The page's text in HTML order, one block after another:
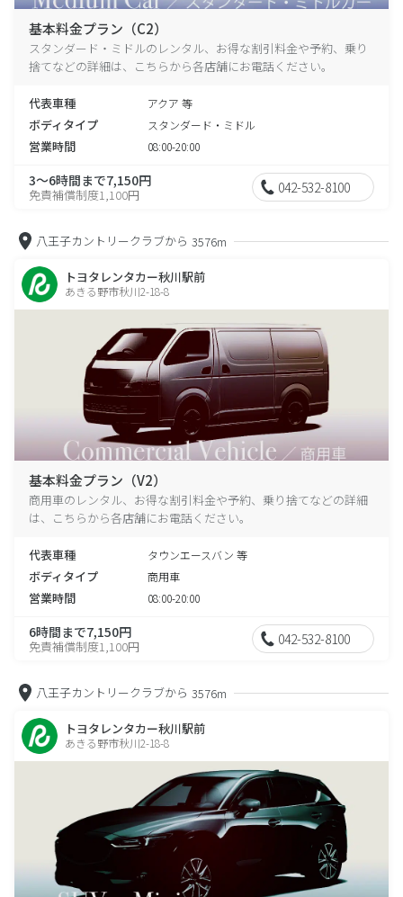
基本料金プラン（C2）
スタンダード・ミドルのレンタル、お得な割引料金や予約、乗り
捨てなどの詳細は、こちらから各店舗にお電話ください。
代表車種 アクア 等
ボディタイプ スタンダード・ミドル
営業時間 08:00-20:00
3～6時間まで7,150円
免責補償制度1,100円 042-532-8100
八王子カントリークラブから 3576m
トヨタレンタカー秋川駅前
あきる野市秋川2-18-8
基本料金プラン（V2）
商用車のレンタル、お得な割引料金や予約、乗り捨てなどの詳細
は、こちらから各店舗にお電話ください。
代表車種 タウンエースバン 等
ボディタイプ 商用車
営業時間 08:00-20:00
6時間まで7,150円
免責補償制度1,100円 042-532-8100
八王子カントリークラブから 3576m
トヨタレンタカー秋川駅前
あきる野市秋川2-18-8